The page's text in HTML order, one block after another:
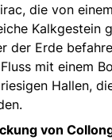
die von
Kalkgestein
der Erde
mit einem
Hallen,
von